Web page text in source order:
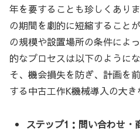
年を要することも珍しくあり
の期間を劇的に短縮すること
の規模や設置場所の条件によ
的なプロセスは以下のように
そ、機会損失を防ぎ、計画を
する中古工作K機械導入の大き
ステップ1：問い合わせ・